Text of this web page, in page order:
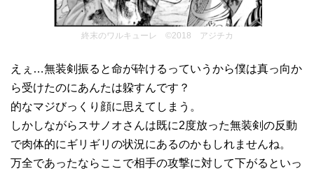
終末のワルキューレ ©2018 アジチカ
えぇ…無装剣振ると命が砕けるっていうから僕は真っ向か
ら受けたのにあんたは躱すんです？
的なマジびっくり顔に思えてしまう。
しかしながらスサノオさんは既に2度放った無装剣の反動
で肉体的にギリギリの状況にあるのかもしれませんね。
万全であったならここで相手の攻撃に対して下がるといっ